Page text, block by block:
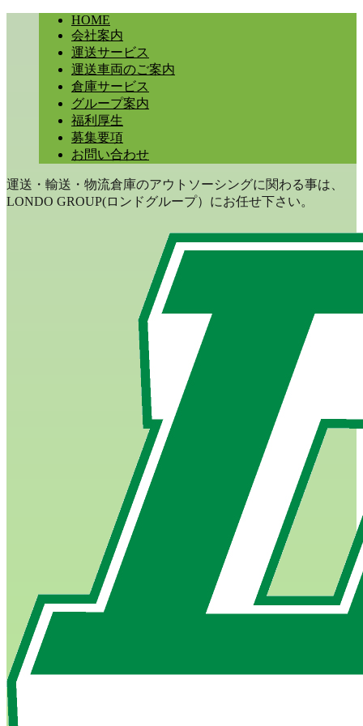
HOME
会社案内
運送サービス
運送車両のご案内
倉庫サービス
グループ案内
福利厚生
募集要項
お問い合わせ
運送・輸送・物流倉庫のアウトソーシングに関わる事は、
LONDO GROUP(ロンドグループ）にお任せ下さい。